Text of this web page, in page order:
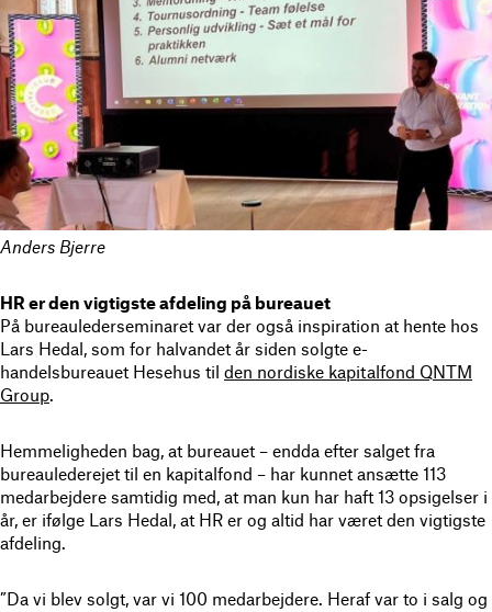
Anders Bjerre
HR er den vigtigste afdeling på bureauet
På bureaulederseminaret var der også inspiration at hente hos
Lars Hedal, som for halvandet år siden solgte e-
handelsbureauet Hesehus til den nordiske kapitalfond QNTM
Group.
Hemmeligheden bag, at bureauet – endda efter salget fra
bureaulederejet til en kapitalfond – har kunnet ansætte 113
medarbejdere samtidig med, at man kun har haft 13 opsigelser i
år, er ifølge Lars Hedal, at HR er og altid har været den vigtigste
afdeling.
”Da vi blev solgt, var vi 100 medarbejdere. Heraf var to i salg og